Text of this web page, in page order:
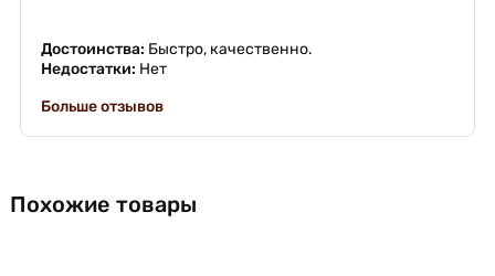
Достоинства: Быстро, качественно.
Недостатки: Нет
Больше отзывов
Похожие товары